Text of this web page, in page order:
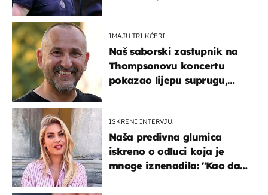
IMAJU TRI KĆERI
Naš saborski zastupnik na
Thompsonovu koncertu
pokazao lijepu suprugu,
ISKRENI INTERVJU!
Naša predivna glumica
iskreno o odluci koja je
mnoge iznenadila: ''Kao da